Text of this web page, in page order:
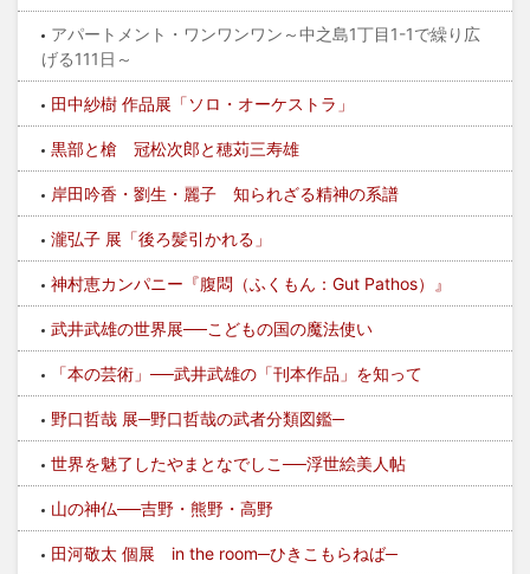
アパートメント・ワンワンワン～中之島1丁目1-1で繰り広
げる111日～
田中紗樹 作品展「ソロ・オーケストラ」
黒部と槍 冠松次郎と穂苅三寿雄
岸田吟香・劉生・麗子 知られざる精神の系譜
瀧弘子 展「後ろ髪引かれる」
神村恵カンパニー『腹悶（ふくもん：Gut Pathos）』
武井武雄の世界展──こどもの国の魔法使い
「本の芸術」──武井武雄の「刊本作品」を知って
野口哲哉 展─野口哲哉の武者分類図鑑─
世界を魅了したやまとなでしこ──浮世絵美人帖
山の神仏──吉野・熊野・高野
田河敬太 個展 in the room─ひきこもらねば─